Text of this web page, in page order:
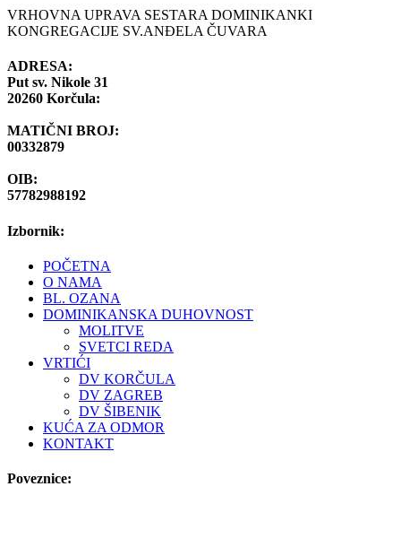
VRHOVNA UPRAVA SESTARA DOMINIKANKI
KONGREGACIJE SV.ANĐELA ČUVARA
ADRESA:
Put sv. Nikole 31
20260 Korčula:
MATIČNI BROJ:
00332879
OIB:
57782988192
Izbornik:
POČETNA
O NAMA
BL. OZANA
DOMINIKANSKA DUHOVNOST
MOLITVE
SVETCI REDA
VRTIĆI
DV KORČULA
DV ZAGREB
DV ŠIBENIK
KUĆA ZA ODMOR
KONTAKT
Poveznice: